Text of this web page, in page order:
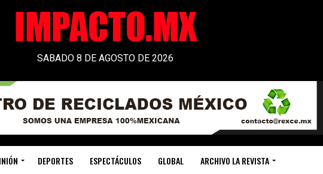
SABADO 8 DE AGOSTO DE 2026
DEPORTES ESPECTÁCULOS GLOBAL ARCHIVO LA REVISTA